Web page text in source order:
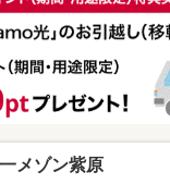
メゾン紫原